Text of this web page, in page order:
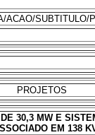
ACAO/SUBTITULO/
PROJETOS
30,3 MW E
EM 138